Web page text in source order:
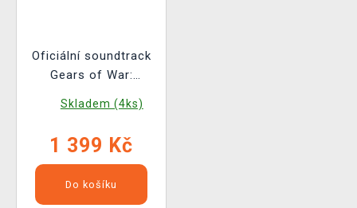
Oficiální soundtrack
Gears of War:
Skladem (4ks)
1 399 Kč
Do košíku